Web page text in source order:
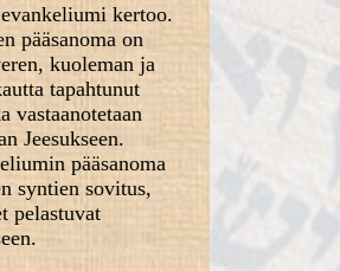
kertoo.
pääsanoma on
kuoleman ja
tapahtunut
vastaanotetaan
Jeesukseen.
pääsanoma
syntien sovitus,
pelastuvat